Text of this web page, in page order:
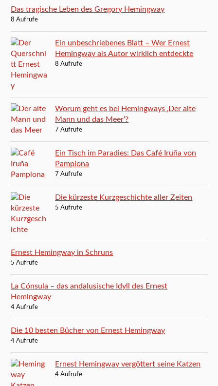
Das tragische Leben des Gregory Hemingway
8 Aufrufe
Ein unbeschriebenes Blatt – Wer Ernest
Hemingway als Autor wirklich entdeckte
8 Aufrufe
Worum geht es bei Hemingways ‚Der alte
Mann und das Meer‘?
7 Aufrufe
Ein Tisch im Paradies: Das Café Iruña von
Pamplona
7 Aufrufe
Die kürzeste Kurzgeschichte aller Zeiten
5 Aufrufe
Ernest Hemingway in Schruns
5 Aufrufe
La Cónsula – das andalusische Idyll des Ernest
Hemingway
4 Aufrufe
Die 10 besten Bücher von Ernest Hemingway
4 Aufrufe
Ernest Hemingway vergöttert seine Katzen
4 Aufrufe